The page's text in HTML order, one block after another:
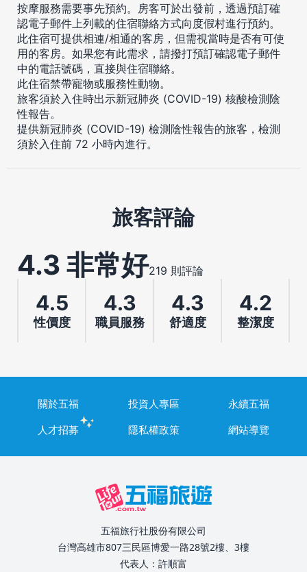
按摩服務需要事先預約。房客可於出發前，透過預訂確
認電子郵件上列載的住宿聯絡方式向度假村進行預約。
此住宿可提供相連/相通的客房，但需視當時是否有可使
用的客房。如果您有此需求，請撥打預訂確認電子郵件
中的電話號碼，直接與住宿聯絡。
此住宿禁帶寵物或服務性動物。
旅客須於入住時出示新冠肺炎 (COVID-19) 核酸檢測陰
性報告。
提供新冠肺炎 (COVID-19) 檢測陰性報告的旅客，檢測
須於入住前 72 小時內進行。
旅客評論
4.3 非常好219 則評論
4.5
性價度
4.3
職員服務
4.3
舒適度
4.2
整潔度
關於五福 投資人專區
永續五福
人才招募
隱私權政策 網站導覽
五福旅行社股份有限公司
台灣高雄市807三民區博愛一路28號2樓、3樓
代表人：許順富